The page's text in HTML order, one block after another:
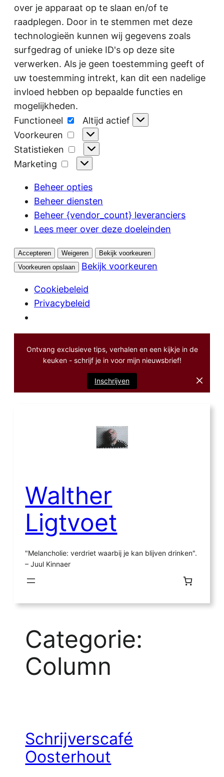
over je apparaat op te slaan en/of te
raadplegen. Door in te stemmen met deze
technologieën kunnen wij gegevens zoals
surfgedrag of unieke ID's op deze site
verwerken. Als je geen toestemming geeft of
uw toestemming intrekt, kan dit een nadelige
invloed hebben op bepaalde functies en
mogelijkheden.
Functioneel
Functioneel
Altijd actief
Voorkeuren
Voorkeuren
Statistieken
Statistieken
Marketing
Marketing
Beheer opties
Beheer diensten
Beheer {vendor_count} leveranciers
Lees meer over deze doeleinden
Accepteren Weigeren
Bekijk voorkeuren
Voorkeuren opslaan
Bekijk voorkeuren
Cookiebeleid
Privacybeleid
Ontvang exclusieve tips, verhalen en een kijkje in de
keuken - schrijf je in voor mijn nieuwsbrief!
Inschrijven
Walther
Ligtvoet
"Melancholie: verdriet waarbij je kan blijven drinken".
– Juul Kinnaer
Categorie:
Column
Schrijverscafé
Oosterhout